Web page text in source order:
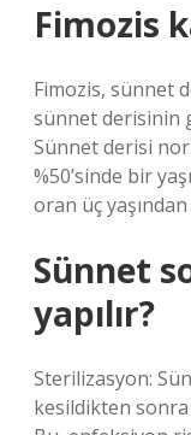
Fimozis
Fimozis, sünnet
sünnet derisinin
Sünnet derisi
%50’sinde bir
oran üç yaşından
Sünnet
yapılır?
Sterilizasyon:
kesildikten